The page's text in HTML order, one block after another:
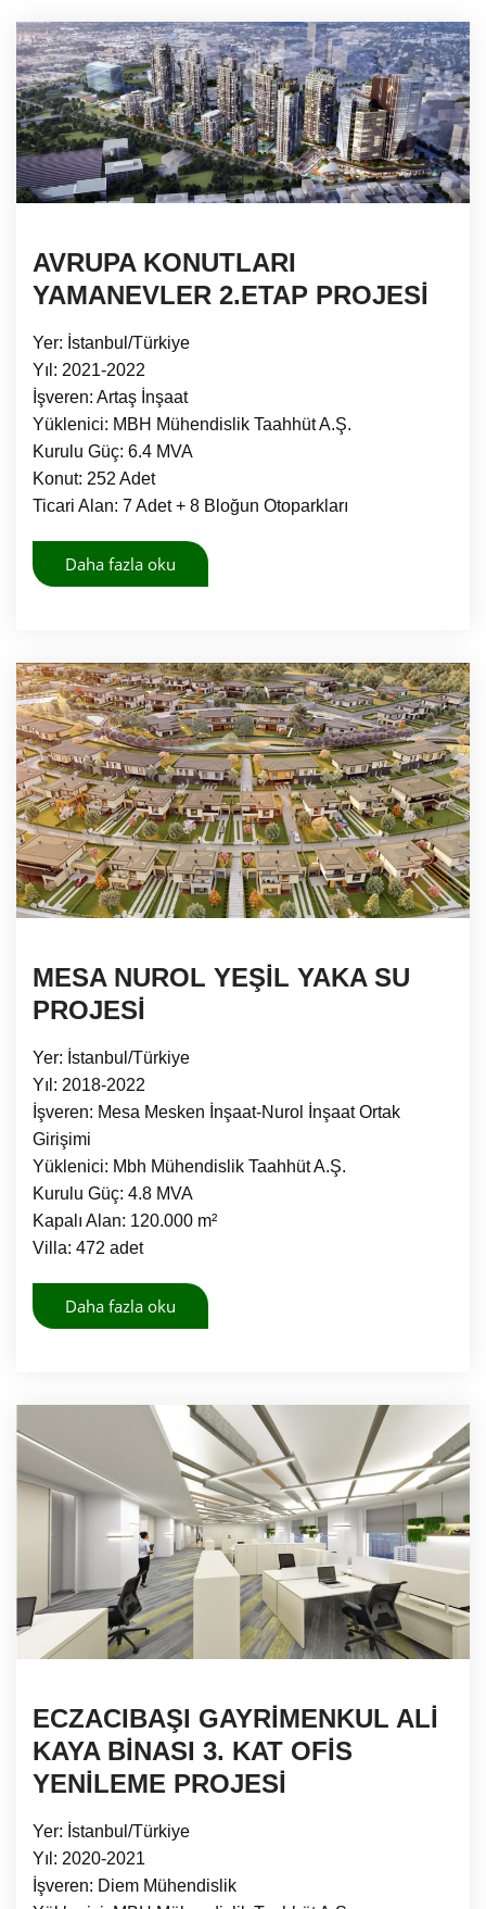
AVRUPA KONUTLARI
YAMANEVLER 2.ETAP PROJESİ
Yer: İstanbul/Türkiye
Yıl: 2021-2022
İşveren: Artaş İnşaat
Yüklenici: MBH Mühendislik Taahhüt A.Ş.
Kurulu Güç: 6.4 MVA
Konut: 252 Adet
Ticari Alan: 7 Adet + 8 Bloğun Otoparkları
Daha fazla oku
MESA NUROL YEŞİL YAKA SU
PROJESİ
Yer: İstanbul/Türkiye
Yıl: 2018-2022
İşveren: Mesa Mesken İnşaat-Nurol İnşaat Ortak
Girişimi
Yüklenici: Mbh Mühendislik Taahhüt A.Ş.
Kurulu Güç: 4.8 MVA
Kapalı Alan: 120.000 m²
Villa: 472 adet
Daha fazla oku
ECZACIBAŞI GAYRİMENKUL ALİ
KAYA BİNASI 3. KAT OFİS
YENİLEME PROJESİ
Yer: İstanbul/Türkiye
Yıl: 2020-2021
İşveren: Diem Mühendislik